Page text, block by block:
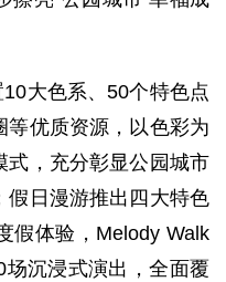
大色系、50个特色点
等优质资源，以色彩为
式，充分彰显公园城市
假日漫游推出四大特色
假体验，Melody Walk
沉浸式演出，全面覆